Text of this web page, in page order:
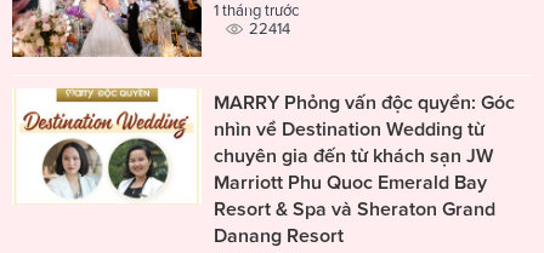
1 tháng trước
22414
MARRY Phỏng vấn độc quyền: Góc
nhìn về Destination Wedding từ
chuyên gia đến từ khách sạn JW
Marriott Phu Quoc Emerald Bay
Resort & Spa và Sheraton Grand
Danang Resort